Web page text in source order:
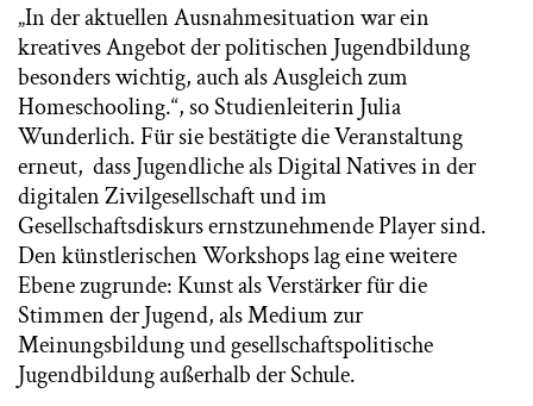
„In der aktuellen Ausnahmesituation war ein
kreatives Angebot der politischen Jugendbildung
besonders wichtig, auch als Ausgleich zum
Homeschooling.“, so Studienleiterin Julia
Wunderlich. Für sie bestätigte die Veranstaltung
erneut, dass Jugendliche als Digital Natives in der
digitalen Zivilgesellschaft und im
Gesellschaftsdiskurs ernstzunehmende Player sind.
Den künstlerischen Workshops lag eine weitere
Ebene zugrunde: Kunst als Verstärker für die
Stimmen der Jugend, als Medium zur
Meinungsbildung und gesellschaftspolitische
Jugendbildung außerhalb der Schule.